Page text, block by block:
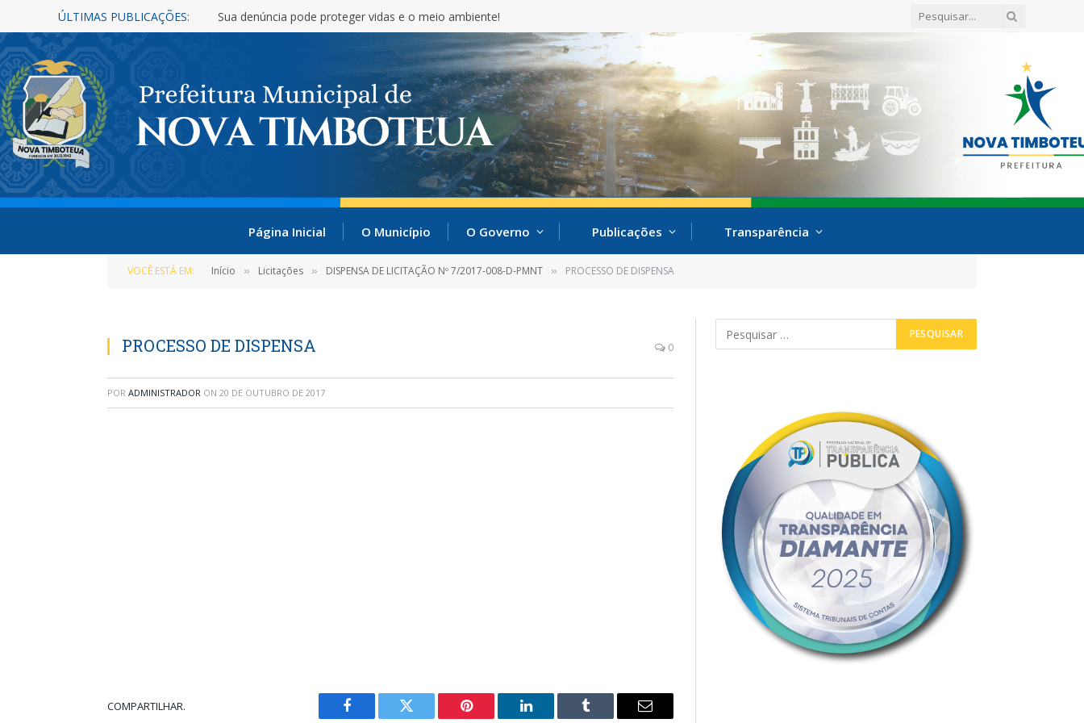
ÚLTIMAS PUBLICAÇÕES: Sua denúncia pode proteger vidas e o meio ambiente!
Página Inicial O Município O Governo Publicações Transparência
VOCÊ ESTÁ EM: Início » Licitações » DISPENSA DE LICITAÇÃO Nº 7/2017-008-D-PMNT » PROCESSO DE DISPENSA
PROCESSO DE DISPENSA 0
POR ADMINISTRADOR ON 20 DE OUTUBRO DE 2017
COMPARTILHAR.
Facebook Twitter Pinterest LinkedIn Tumblr E-